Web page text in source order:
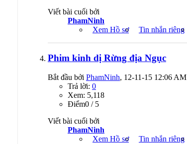
Viết bài cuối bởi
PhamNinh
Xem Hồ sơ
Tin nhắn riêng
Phim kinh dị Rừng địa Ngục
Bắt đầu bởi PhamNinh, 12-11-15 12:06 AM
Trả lời: 0
Xem: 5,118
Ðiểm0 / 5
Viết bài cuối bởi
PhamNinh
Xem Hồ sơ
Tin nhắn riêng